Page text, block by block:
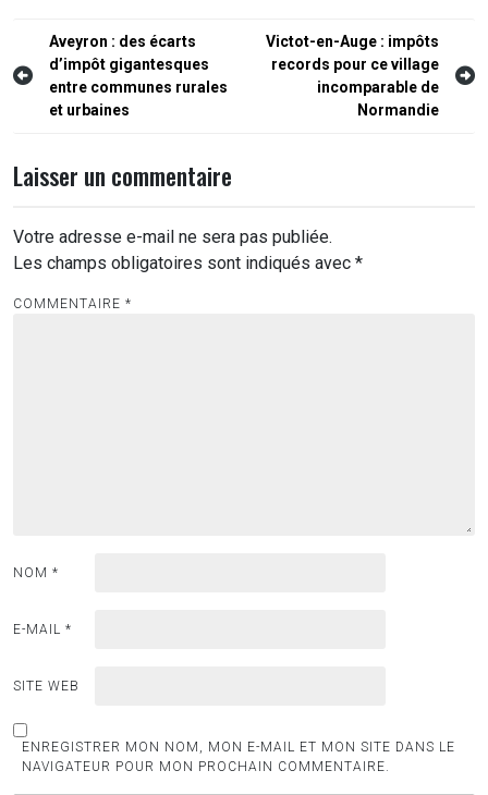
Navigation
de
l’article
Aveyron : des écarts
d’impôt gigantesques
entre communes rurales
et urbaines
Victot-en-Auge : impôts
records pour ce village
incomparable de
Normandie
Laisser un commentaire
Votre adresse e-mail ne sera pas publiée.
Les champs obligatoires sont indiqués avec *
COMMENTAIRE *
NOM *
E-MAIL *
SITE WEB
ENREGISTRER MON NOM, MON E-MAIL ET MON SITE DANS LE
NAVIGATEUR POUR MON PROCHAIN COMMENTAIRE.